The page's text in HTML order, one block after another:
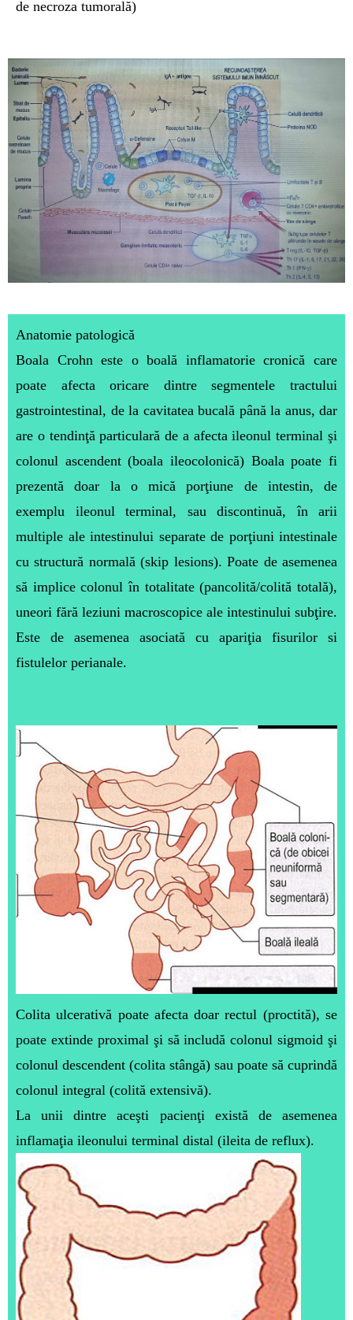
de necroza tumorală)
Anatomie patologică
Boala Crohn este o boală inflamatorie cronică care
poate afecta oricare dintre segmentele tractului
gastrointestinal, de la cavitatea bucală până la anus, dar
are o tendinţă particulară de a afecta ileonul terminal şi
colonul ascendent (boala ileocolonică) Boala poate fi
prezentă doar la o mică porţiune de intestin, de
exemplu ileonul terminal, sau discontinuă, în arii
multiple ale intestinului separate de porţiuni intestinale
cu structură normală (skip lesions). Poate de asemenea
să implice colonul în totalitate (pancolită/colită totală),
uneori fără leziuni macroscopice ale intestinului subţire.
Este de asemenea asociată cu apariţia fisurilor si
fistulelor perianale.
Colita ulcerativă poate afecta doar rectul (proctită), se
poate extinde proximal şi să includă colonul sigmoid şi
colonul descendent (colita stângă) sau poate să cuprindă
colonul integral (colită extensivă).
La unii dintre aceşti pacienţi există de asemenea
inflamaţia ileonului terminal distal (ileita de reflux).